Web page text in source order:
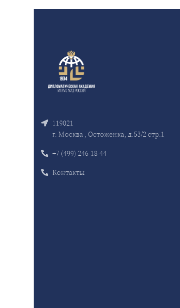
119021
г. Москва , Остоженка, д.53/2 стр.1
+7 (499) 246-18-44
Контакты